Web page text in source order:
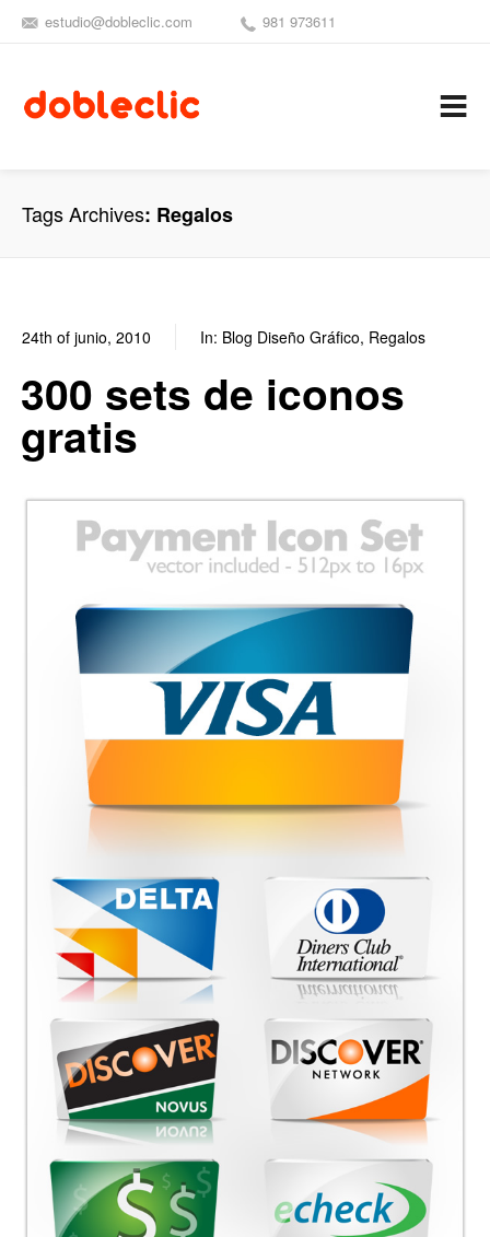
estudio@dobleclic.com 981 973611
Tags Archives Regalos
24th of junio, 2010 In: Blog Diseño Gráfico, Regalos
300 sets de iconos
gratis